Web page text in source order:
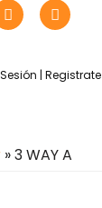
| Registrate
» 3 WAY A